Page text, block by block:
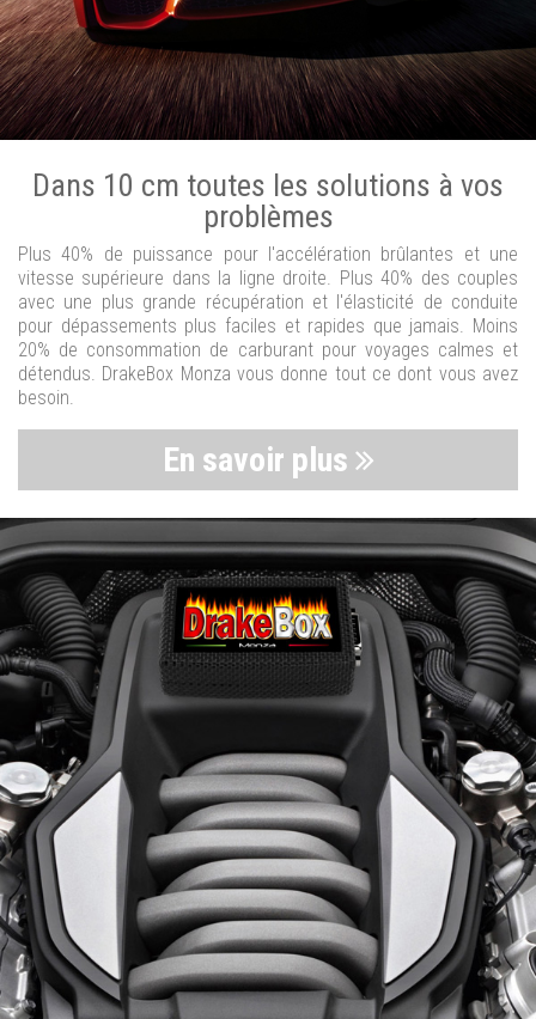
Dans 10 cm toutes les solutions à vos
problèmes
Plus 40% de puissance pour l'accélération brûlantes et une
vitesse supérieure dans la ligne droite. Plus 40% des couples
avec une plus grande récupération et l'élasticité de conduite
pour dépassements plus faciles et rapides que jamais. Moins
20% de consommation de carburant pour voyages calmes et
détendus. DrakeBox Monza vous donne tout ce dont vous avez
besoin.
En savoir plus